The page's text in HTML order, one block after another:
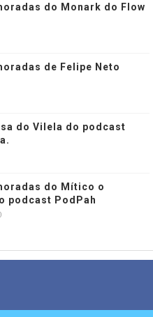
do Monark do Flow
de Felipe Neto
do Vilela do podcast
do Mítico o
podcast PodPah